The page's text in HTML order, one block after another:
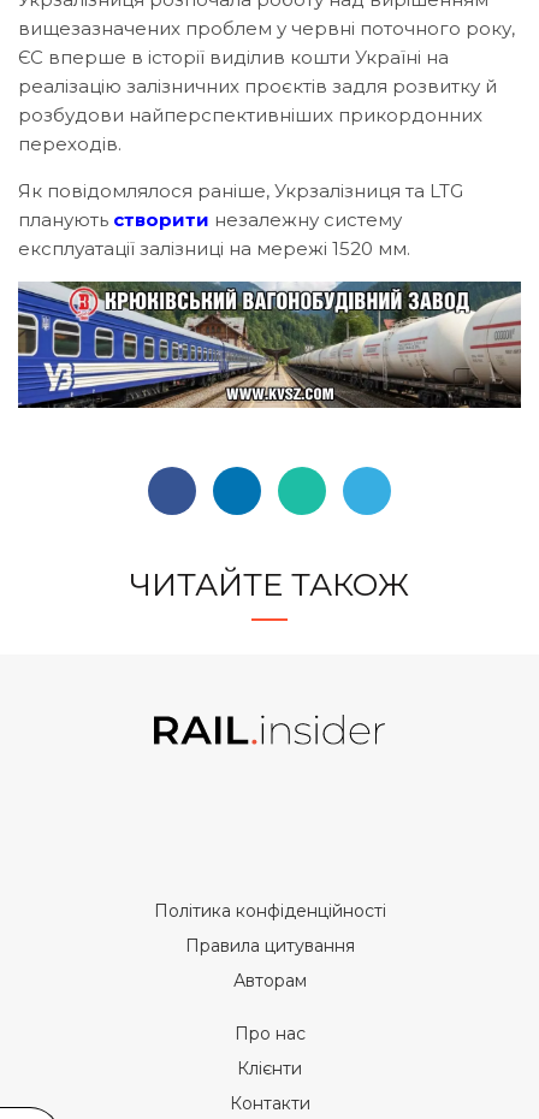
вищезазначених проблем у червні поточного року,
ЄС вперше в історії виділив кошти Україні на
реалізацію залізничних проєктів задля розвитку й
розбудови найперспективніших прикордонних
переходів.
Як повідомлялося раніше, Укрзалізниця та LTG
планують створити незалежну систему
експлуатації залізниці на мережі 1520 мм.
ЧИТАЙТЕ ТАКОЖ
Політика конфіденційності
Правила цитування
Авторам
Про нас
Клієнти
Контакти